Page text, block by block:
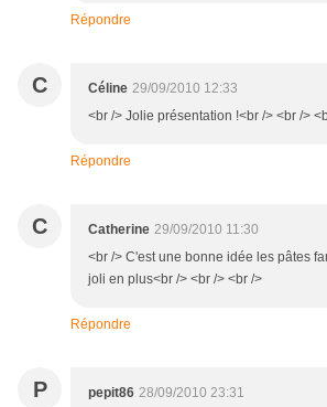
Répondre
C Céline 29/09/2010 12:33
<br /> Jolie présentation !<br /> <br />
Répondre
C Catherine 29/09/2010 11:30
<br /> C'est une bonne idée les pâtes
joli en plus<br /> <br /> <br />
Répondre
P pepit86 28/09/2010 23:31